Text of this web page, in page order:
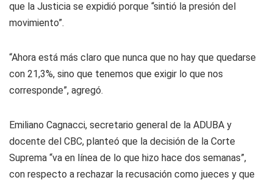
que la Justicia se expidió porque “sintió la presión del
movimiento”.
“Ahora está más claro que nunca que no hay que quedarse
con 21,3%, sino que tenemos que exigir lo que nos
corresponde”, agregó.
Emiliano Cagnacci, secretario general de la ADUBA y
docente del CBC, planteó que la decisión de la Corte
Suprema “va en línea de lo que hizo hace dos semanas”,
con respecto a rechazar la recusación como jueces y que